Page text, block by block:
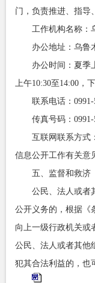
门，负责推进、指导
工作机构名称：
办公地址：乌鲁
办公时间：夏季
上午10:30至14:00，
联系电话：0991-
传真号码：0991-
互联网联系方式
信息公开工作有关意
五、监督和救济
公民、法人或者
公开义务的，根据《
向上一级行政机关或
公民、法人或者其他
犯其合法利益的，也